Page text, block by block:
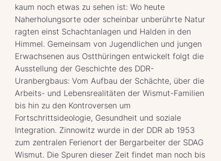
kaum noch etwas zu sehen ist: Wo heute
Naherholungsorte oder scheinbar unberührte Natur
ragten einst Schachtanlagen und Halden in den
Himmel. Gemeinsam von Jugendlichen und jungen
Erwachsenen aus Ostthüringen entwickelt folgt die
Ausstellung der Geschichte des DDR-
Uranbergbaus: Vom Aufbau der Schächte, über die
Arbeits- und Lebensrealitäten der Wismut-Familien
bis hin zu den Kontroversen um
Fortschrittsideologie, Gesundheit und soziale
Integration. Zinnowitz wurde in der DDR ab 1953
zum zentralen Ferienort der Bergarbeiter der SDAG
Wismut. Die Spuren dieser Zeit findet man noch bis